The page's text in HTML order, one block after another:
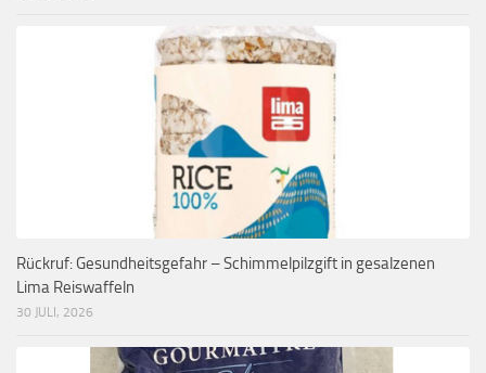
Rückruf: Gesundheitsgefahr – Schimmelpilzgift in gesalzenen
Lima Reiswaffeln
30 JULI, 2026